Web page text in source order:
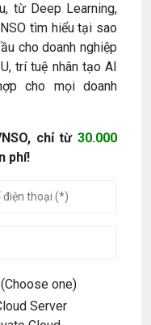
từ Deep Learning,
tìm hiểu tại sao
cho doanh nghiệp
trí tuệ nhân tạo AI
cho mọi doanh
chỉ từ 30.000
phí!
(Choose one)
Server